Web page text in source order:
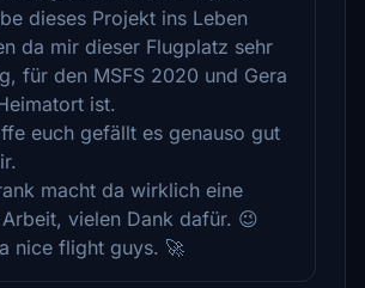
dieses Projekt ins Leben
da mir dieser Flugplatz sehr
für den MSFS 2020 und Gera
ist.
euch gefällt es genauso gut
macht da wirklich eine
vielen Dank dafür. 😉
nice flight guys. 🚀